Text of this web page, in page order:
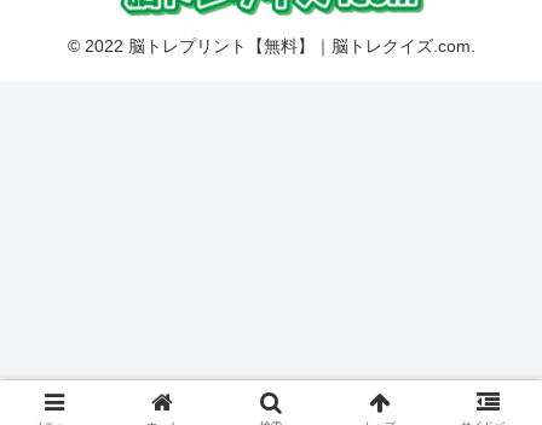
© 2022 脳トレプリント【無料】｜脳トレクイズ.com.